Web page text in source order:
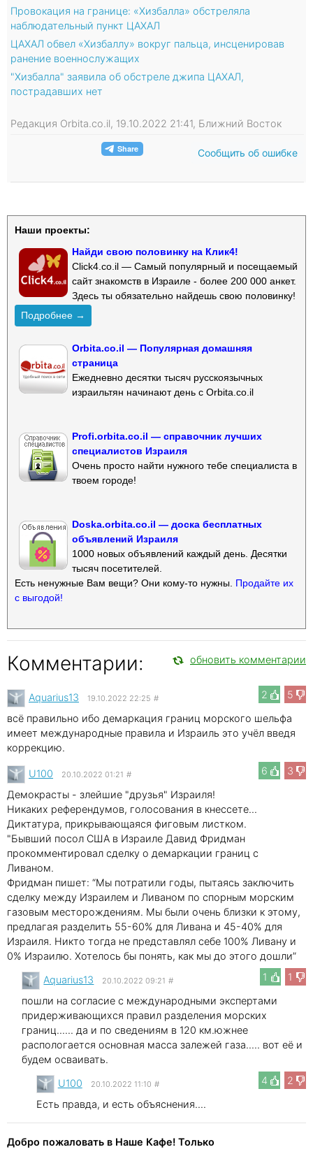
Провокация на границе: «Хизбалла» обстреляла
наблюдательный пункт ЦАХАЛ
ЦАХАЛ обвел «Хизбаллу» вокруг пальца, инсценировав
ранение военнослужащих
"Хизбалла" заявила об обстреле джипа ЦАХАЛ,
пострадавших нет
Редакция Orbita.co.il, 19.10.2022 21:41, Ближний Восток
Сообщить об ошибке
Наши проекты:
Найди свою половинку на Клик4!
Click4.co.il — Самый популярный и посещаемый
сайт знакомств в Израиле - более 200 000 анкет.
Здесь ты обязательно найдешь свою половинку!
Подробнее →
Orbita.co.il — Популярная домашняя
страница
Ежедневно десятки тысяч русскоязычных
израильтян начинают день с Orbita.co.il
Profi.orbita.co.il — справочник лучших
специалистов Израиля
Очень просто найти нужного тебе специалиста в
твоем городе!
Doska.orbita.co.il — доска бесплатных
объявлений Израиля
1000 новых объявлений каждый день. Десятки
тысяч посетителей.
Есть ненужные Вам вещи? Они кому-то нужны. Продайте их
с выгодой!
Комментарии: обновить комментарии
2 5
Aquarius13 19.10.2022 22:25 #
всё правильно ибо демаркация границ морского шельфа
имеет международные правила и Израиль это учёл введя
коррекцию.
6
3
U100 20.10.2022 01:21 #
Демокрасты - злейшие "друзья" Израиля!
Никаких референдумов, голосования в кнессете...
Диктатура, прикрывающаяся фиговым листком.
"Бывший посол США в Израиле Давид Фридман
прокомментировал сделку о демаркации границ с
Ливаном.
Фридман пишет: “Мы потратили годы, пытаясь заключить
сделку между Израилем и Ливаном по спорным морским
газовым месторождениям. Мы были очень близки к этому,
предлагая разделить 55-60% для Ливана и 45-40% для
Израиля. Никто тогда не представлял себе 100% Ливану и
0% Израилю. Хотелось бы понять, как мы до этого дошли”
1
1
Aquarius13 20.10.2022 09:21 #
пошли на согласие с международными экспертами
придерживающихся правил разделения морских
границ...... да и по сведениям в 120 км.южнее
распологается основная масса залежей газа..... вот её и
будем осваивать.
4
2
U100 20.10.2022 11:10 #
Есть правда, и есть объяснения....
Добро пожаловать в Наше Кафе! Только